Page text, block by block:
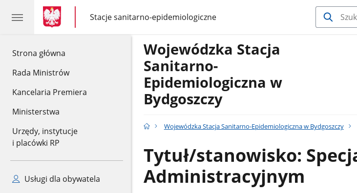
Strona główna
Rada Ministrów
Kancelaria Premiera
Ministerstwa
Urzędy, instytucje
i placówki RP
Usługi dla obywatela
gov.pl
gov.pl
Stacje sanitarno-epidemiologiczne
gov.pl
Stacje
sanitarno-
epidemiologiczne
Wojewódzka Stacja
Sanitarno-
Epidemiologiczna w
Bydgoszczy
Wojewódzka Stacja Sanitarno-Epidemiologiczna w Bydgoszczy
Tytuł/stanowisko:
Administracyjnym